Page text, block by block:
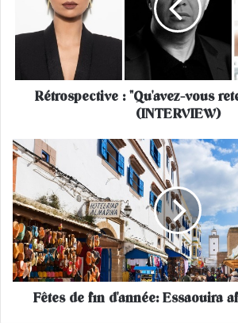
c
e
:
"
Q
u
'
a
v
e
Rétrospective : "Qu'avez-vous
(INTERVIEW)
F
ê
t
e
s
d
e
f
i
Fêtes de fin d'année: Essaouira